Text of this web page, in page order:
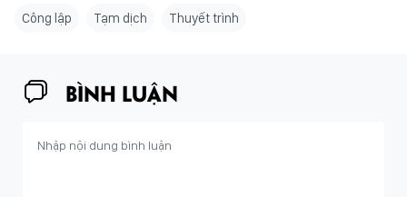
Công lập Tạm dịch Thuyết trình
BÌNH LUẬN